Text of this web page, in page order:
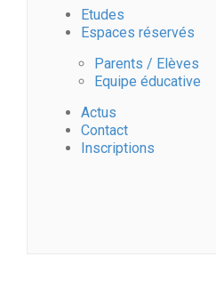
Etudes
Espaces réservés
Parents / Elèves
Equipe éducative
Actus
Contact
Inscriptions